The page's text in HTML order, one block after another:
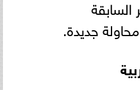
السابقة
جديدة.